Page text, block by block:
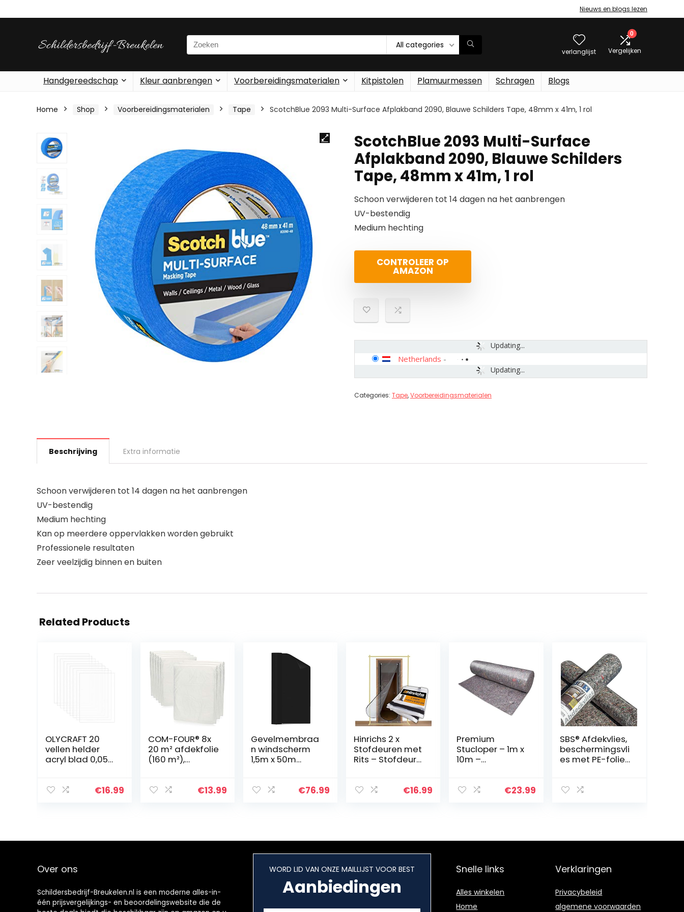
Nieuws en blogs lezen
Search
for:
All categories
verlanglijst
0
Vergelijken
Handgereedschap Kleur aanbrengen Voorbereidingsmaterialen Kitpistolen Plamuurmessen Schragen Blogs
Home Shop Voorbereidingsmaterialen Tape ScotchBlue 2093 Multi-Surface Afplakband 2090, Blauwe Schilders Tape, 48mm x 41m, 1 rol
ScotchBlue 2093 Multi-Surface
Afplakband 2090, Blauwe Schilders
Tape, 48mm x 41m, 1 rol
Schoon verwijderen tot 14 dagen na het aanbrengen
UV-bestendig
Medium hechting
CONTROLEER OP
AMAZON
Updating...
Updating...
Netherlands -
Categories: Tape,Voorbereidingsmaterialen
Beschrijving Extra informatie
Schoon verwijderen tot 14 dagen na het aanbrengen
UV-bestendig
Medium hechting
Kan op meerdere oppervlakken worden gebruikt
Professionele resultaten
Zeer veelzijdig binnen en buiten
Related Products
OLYCRAFT 20
vellen helder
acryl blad 0,05
perspex
plastic bord –
€16.99
COM-FOUR® 8x
20 m² afdekfolie
(160 m²),
stof en vlekken,
stuks – 4x5m)
€13.99
Gevelmembraa
n windscherm
1,5m x 50m
isolatie van de
€76.99
Hinrichs 2 x
Stofdeuren met
Rits – Stofdeur
Grote Deur –€16.99
Premium
Stucloper – 1m x
10m –
– Gerecycled
Kwaliteit
€23.99
SBS® Afdekvlies,
beschermingsvli
es met PE-folie,
Over ons
Schildersbedrijf-Breukelen.nl is een moderne alles-in-
één prijsvergelijkings- en beoordelingswebsite die de
WORD LID VAN ONZE MAILLIJST VOOR BEST
Aanbiedingen
Snelle links
Alles winkelen
Home
Verklaringen
Privacybeleid
algemene voorwaarden